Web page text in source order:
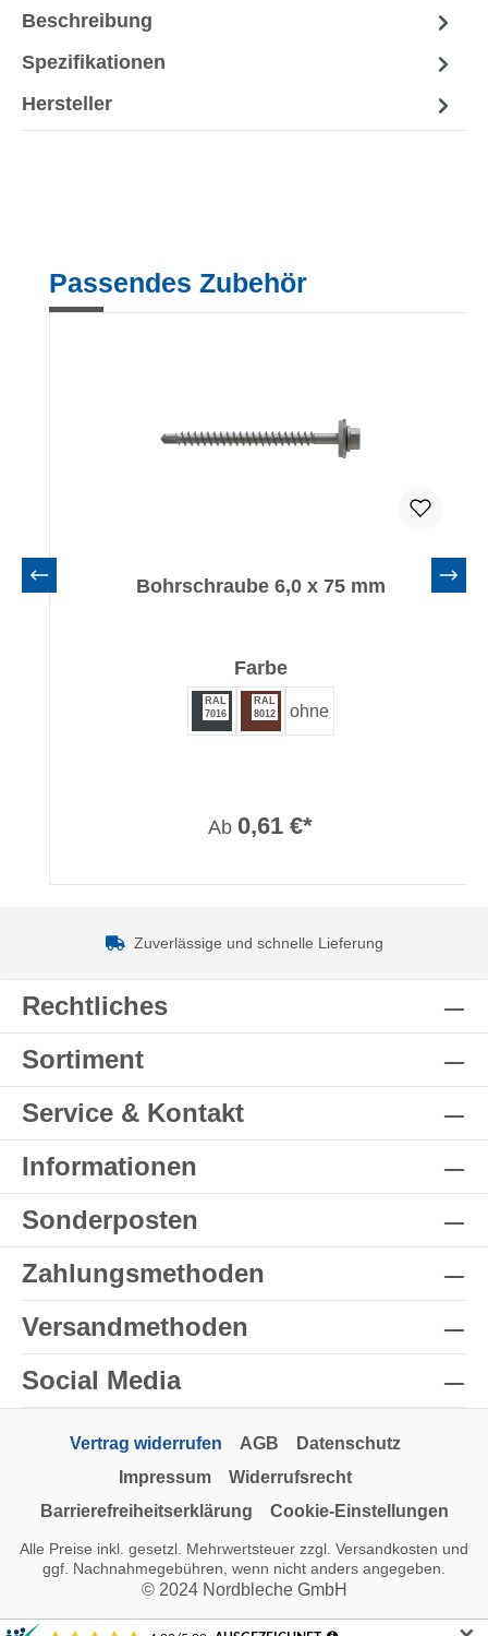
Beschreibung
Spezifikationen
Hersteller
Produktgalerie überspringen
Passendes Zubehör
Bohrschraube 6,0 x 75 mm
Farbeauswählen
RAL
7016
RAL
8012
ohne
Ab 0,61 €*
Zuverlässige und schnelle Lieferung
Rechtliches
Sortiment
Service & Kontakt
Informationen
Sonderposten
Zahlungsmethoden
Versandmethoden
Social Media
Vertrag widerrufen AGB
Datenschutz
Impressum
Widerrufsrecht
Barrierefreiheitserklärung
Cookie-Einstellungen
Alle Preise inkl. gesetzl. Mehrwertsteuer zzgl. Versandkosten und
ggf. Nachnahmegebühren, wenn nicht anders angegeben.
© 2024 Nordbleche GmbH